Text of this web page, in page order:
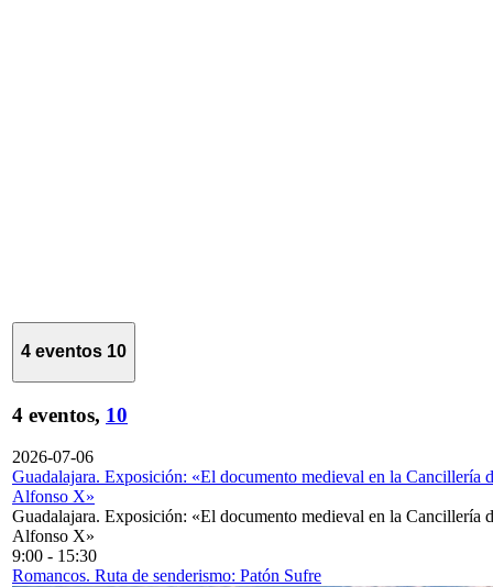
4 eventos 10
4 eventos, 10
2026-07-06
Guadalajara. Exposición: «El documento medieval en la Cancillería
Alfonso X»
Guadalajara. Exposición: «El documento medieval en la Cancillería
Alfonso X»
9:00 - 15:30
Romancos. Ruta de senderismo: Patón Sufre